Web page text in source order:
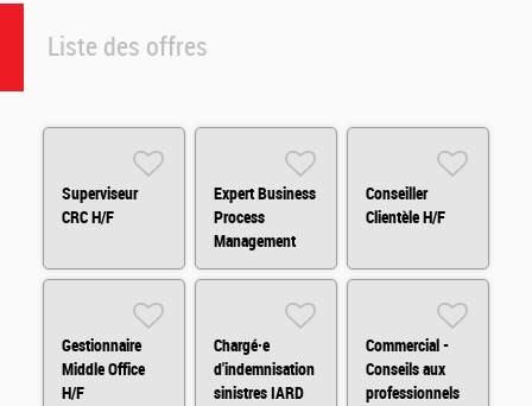
Liste des offres
Superviseur
CRC H/F
Expert Business
Process
Management
(BPM) H/F
Conseiller
Clientèle H/F
Gestionnaire
Middle Office
H/F
Chargé·e
d'indemnisation
sinistres IARD
Commercial -
Conseils aux
professionnels